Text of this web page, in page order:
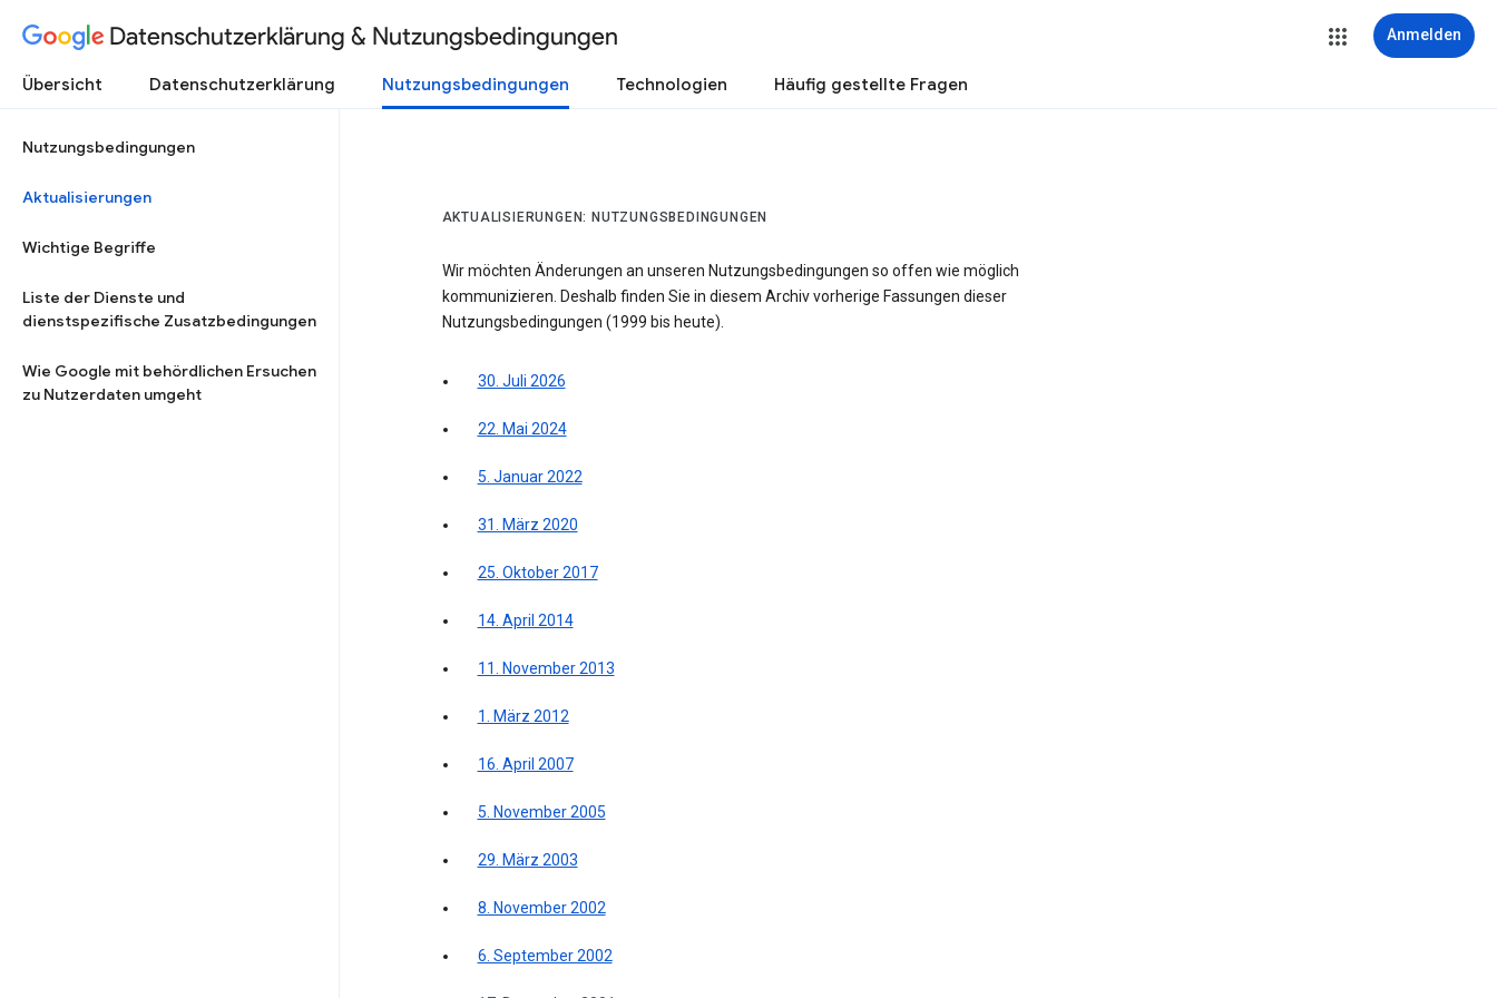
Datenschutzerklärung & Nutzungsbedingungen Anmelden
Übersicht Datenschutzerklärung Nutzungsbedingungen Technologien Häufig gestellte Fragen
Nutzungsbedingungen
Aktualisierungen
Wichtige Begriffe
Liste der Dienste und
dienstspezifische Zusatzbedingungen
Wie Google mit behördlichen Ersuchen
zu Nutzerdaten umgeht
AKTUALISIERUNGEN: NUTZUNGSBEDINGUNGEN
Wir möchten Änderungen an unseren Nutzungsbedingungen so offen wie möglich
kommunizieren. Deshalb finden Sie in diesem Archiv vorherige Fassungen dieser
Nutzungsbedingungen (1999 bis heute).
30. Juli 2026
22. Mai 2024
5. Januar 2022
31. März 2020
25. Oktober 2017
14. April 2014
11. November 2013
1. März 2012
16. April 2007
5. November 2005
29. März 2003
8. November 2002
6. September 2002